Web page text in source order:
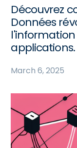
Découvrez
Données
applications.
March 6, 2025